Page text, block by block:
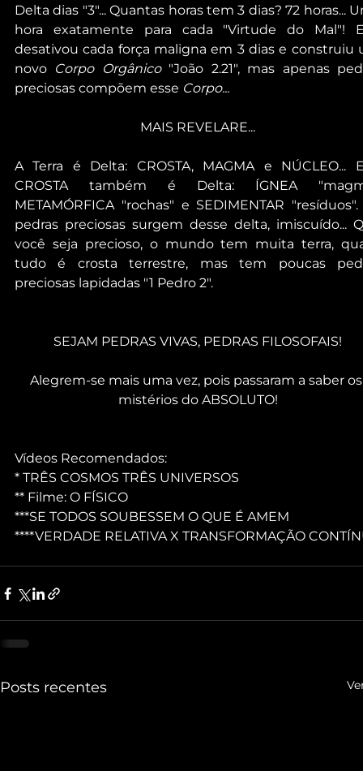
Delta dias "3"... Quantas horas tem 3 dias? 72 horas...
hora exatamente para cada "Virtude do Mal"!
desativou cada força maligna em 3 dias e construiu
novo Corpo Orgânico "João 2.21", mas apenas
preciosas compõem esse Corpo...
MAIS REVELARE...
A Terra é Delta: CROSTA, MAGMA e NÚCLEO...
CROSTA também é Delta: ÍGNEA
METAMÓRFICA "rochas" e SEDIMENTAR "resíduos".
pedras preciosas surgem desse delta, imiscuído...
você seja precioso, o mundo tem muita terra,
tudo é crosta terrestre, mas tem poucas
preciosas lapidadas "1 Pedro 2".
SEJAM PEDRAS VIVAS, PEDRAS FILOSOFAIS!
Alegrem-se mais uma vez, pois passaram a saber
mistérios do ABSOLUTO!
Vídeos Recomendados:
* TRÊS COSMOS TRÊS UNIVERSOS
** Filme: O FÍSICO
***SE TODOS SOUBESSEM O QUE É AMEM
****VERDADE RELATIVA X TRANSFORMAÇÃO
Posts recentes